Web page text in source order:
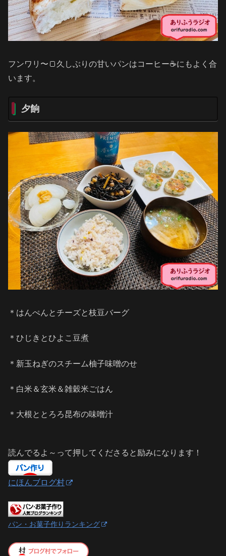
フンワリ〜🍞久しぶりの甘いパンはコーヒー☕️にもよく合
います。
夕餉
＊はんぺんとチーズと枝豆バーグ
＊ひじきとひよこ豆煮
＊新玉ねぎのスチーム柚子味噌のせ
＊白米＆玄米＆雑穀米ごはん
＊大根ととろろ昆布の味噌汁
読んでるよ～って押してくださると励みになります！
にほんブログ村
パン・お菓子作りランキング